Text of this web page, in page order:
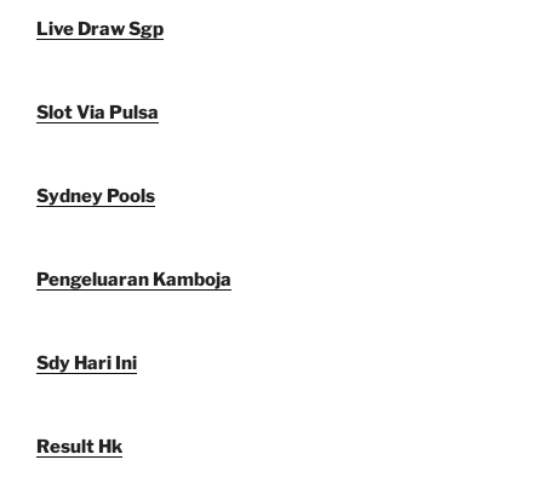
Live Draw Sgp
Slot Via Pulsa
Sydney Pools
Pengeluaran Kamboja
Sdy Hari Ini
Result Hk